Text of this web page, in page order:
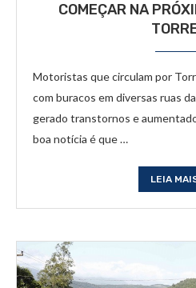
COMEÇAR NA
Motoristas que circulam por
com buracos em diversas ruas
gerado transtornos e
boa notícia é que …
LEIA